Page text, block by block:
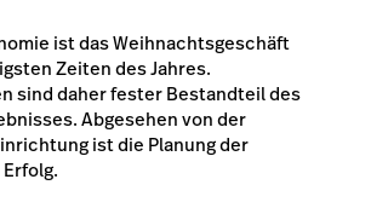
ist das Weihnachtsgeschäft
Zeiten des Jahres.
sind daher fester Bestandteil des
Abgesehen von der
ist die Planung der